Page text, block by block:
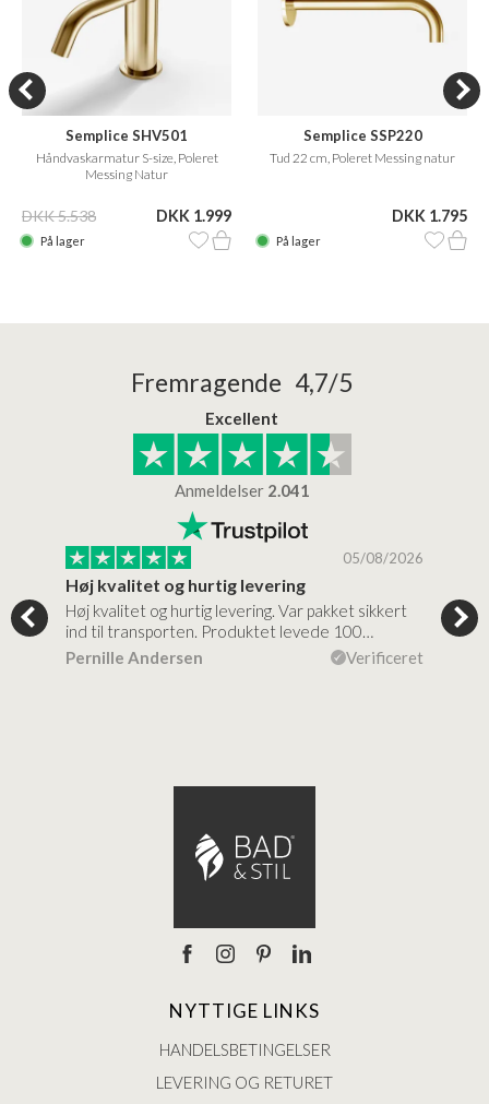
Semplice SHV501
Håndvaskarmatur S-size, Poleret
Messing Natur
DKK 5.538 DKK 1.999
På lager
Semplice SSP220
Tud 22 cm, Poleret Messing natur
DKK 1.795
På lager
Fremragende 4,7/5
Excellent
Anmeldelser 2.041
05/08/2026
Høj kvalitet og hurtig levering
Høj kvalitet og hurtig levering. Var pakket sikkert
ind til transporten. Produktet levede 100…
Pernille Andersen
Verificeret
NYTTIGE LINKS
HANDELSBETINGELSER
LEVERING OG RETURET